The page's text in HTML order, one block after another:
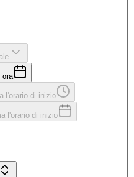
ora
l'orario di inizio
l'orario di inizio